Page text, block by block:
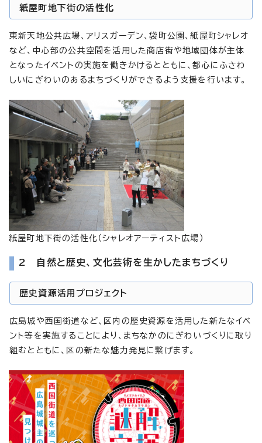
紙屋町地下街の活性化
東新天地公共広場、アリスガーデン、袋町公園、紙屋町シャレオ
など、中心部の公共空間を活用した商店街や地域団体が主体
となったイベントの実施を働きかけるとともに、都心にふさわ
しいにぎわいのあるまちづくりができるよう支援を行います。
紙屋町地下街の活性化（シャレオアーティスト広場）
2 自然と歴史、文化芸術を生かしたまちづくり
歴史資源活用プロジェクト
広島城や西国街道など、区内の歴史資源を活用した新たなイベ
ント等を実施することにより、まちなかのにぎわいづくりに取り
組むとともに、区の新たな魅力発見に繋げます。